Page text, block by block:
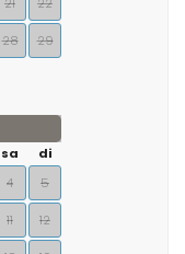
28 29
sa
di
4 5
11 12